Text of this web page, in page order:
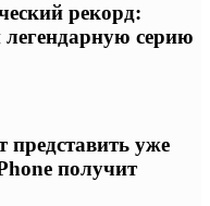
рекорд:
серию
уже
получит